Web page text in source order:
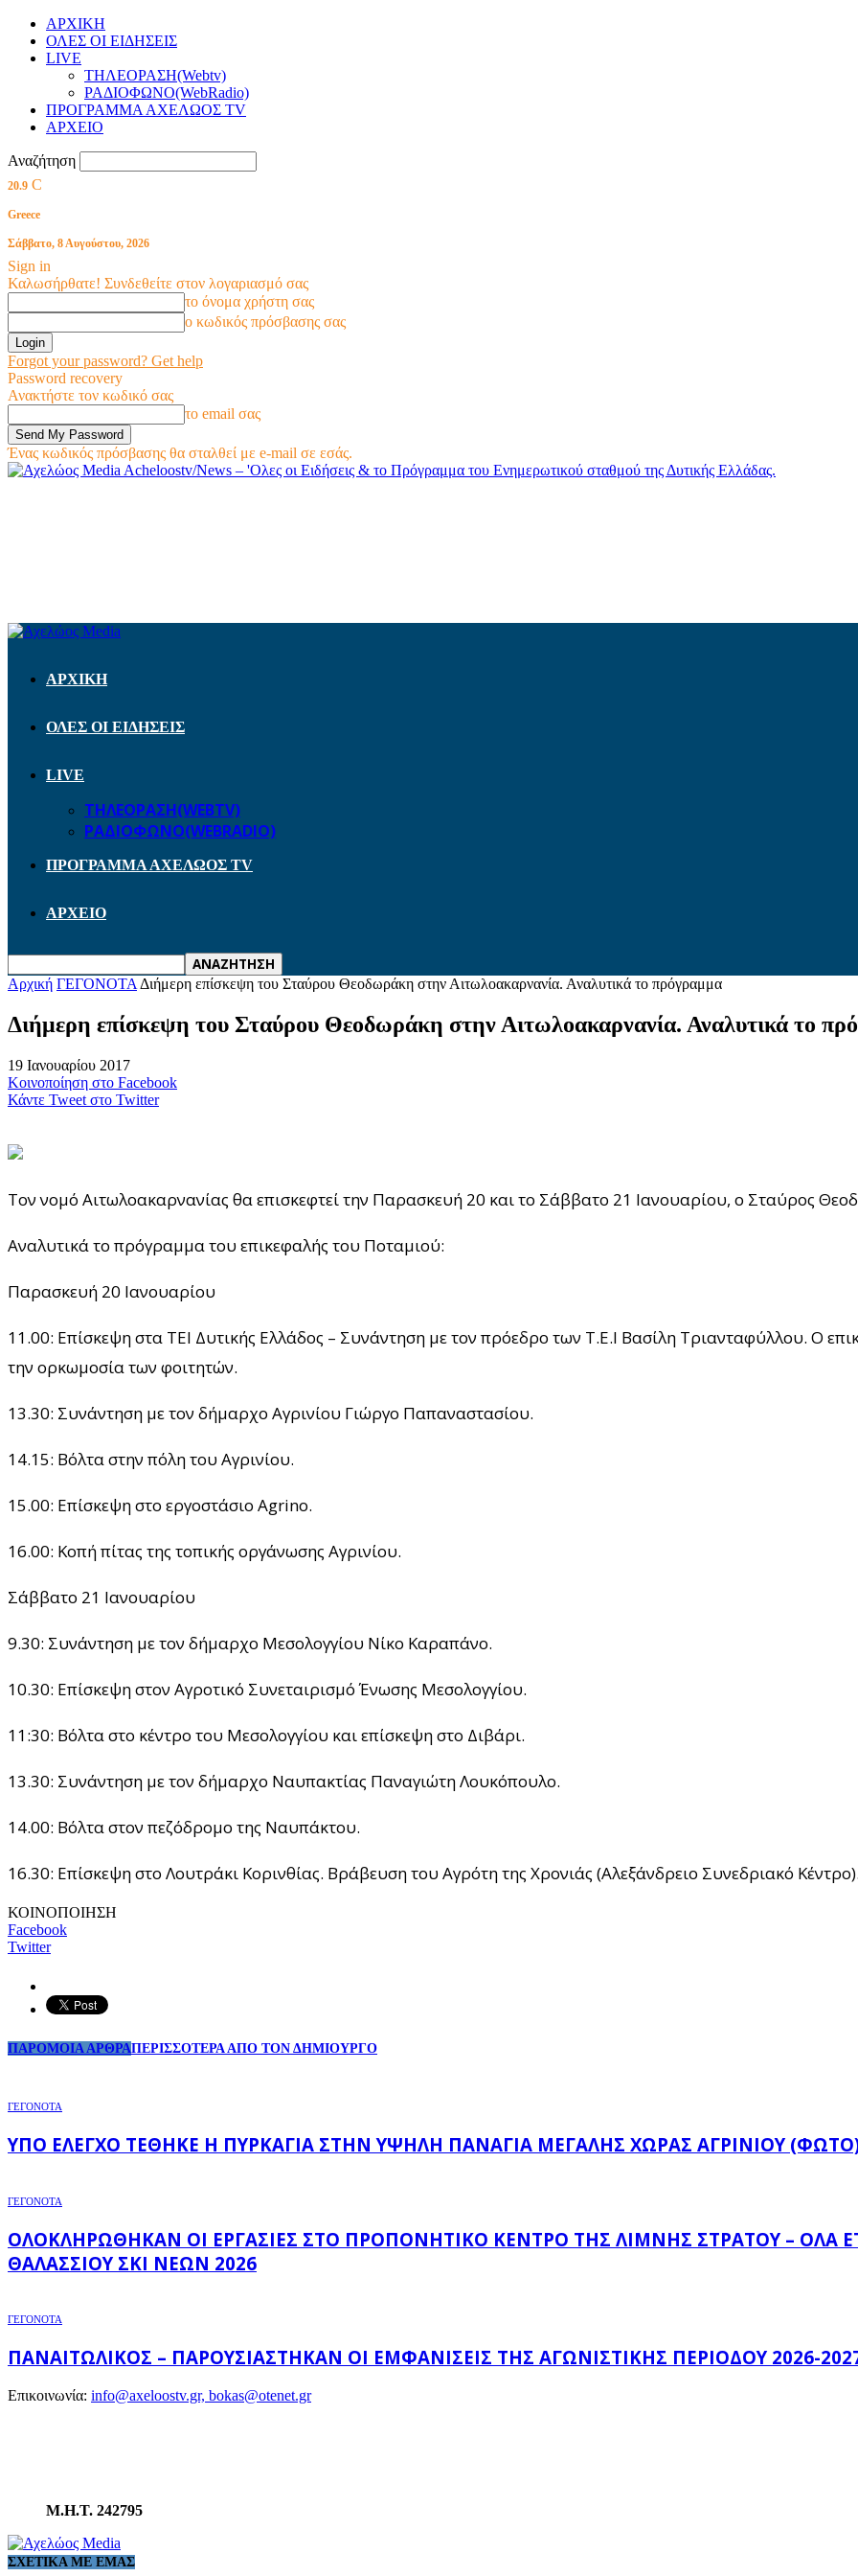
ΑΡΧΙΚΗ
ΟΛΕΣ ΟΙ ΕΙΔΗΣΕΙΣ
LIVE
ΤΗΛΕΟΡΑΣΗ(Webtv)
ΡΑΔΙΟΦΩΝΟ(WebRadio)
ΠΡΟΓΡΑΜΜΑ ΑΧΕΛΩΟΣ TV
ΑΡΧΕΙΟ
Αναζήτηση
20.9 C
Greece
Σάββατο, 8 Αυγούστου, 2026
Sign in
Καλωσήρθατε! Συνδεθείτε στον λογαριασμό σας
το όνομα χρήστη σας
ο κωδικός πρόσβασης σας
Forgot your password? Get help
Password recovery
Ανακτήστε τον κωδικό σας
το email σας
Ένας κωδικός πρόσβασης θα σταλθεί με e-mail σε εσάς.
Acheloostv/News – 'Ολες οι Ειδήσεις & το Πρόγραμμα του Ενημερωτικού σταθμού της Δυτικής Ελλάδας.
ΑΡΧΙΚΗ
ΟΛΕΣ ΟΙ ΕΙΔΗΣΕΙΣ
LIVE
ΤΗΛΕΟΡΑΣΗ(WEBTV)
ΡΑΔΙΟΦΩΝΟ(WEBRADIO)
ΠΡΟΓΡΑΜΜΑ ΑΧΕΛΩΟΣ TV
ΑΡΧΕΙΟ
Αρχική ΓΕΓΟΝΟΤΑ Διήμερη επίσκεψη του Σταύρου Θεοδωράκη στην Αιτωλοακαρνανία. Αναλυτικά το πρόγραμμα
Διήμερη επίσκεψη του Σταύρου Θεοδωράκη στην Αιτωλοακαρνανία. Αναλυτικά το
19 Ιανουαρίου 2017
Κοινοποίηση στο Facebook
Κάντε Tweet στο Twitter
Τον νομό Αιτωλοακαρνανίας θα επισκεφτεί την Παρασκευή 20 και το Σάββατο 21 Ιανουαρίου, ο Σταύρος
Αναλυτικά το πρόγραμμα του επικεφαλής του Ποταμιού:
Παρασκευή 20 Ιανουαρίου
11.00: Επίσκεψη στα ΤΕΙ Δυτικής Ελλάδος – Συνάντηση με τον πρόεδρο των Τ.Ε.Ι Βασίλη Τριανταφύλλου. Ο
την ορκωμοσία των φοιτητών.
13.30: Συνάντηση με τον δήμαρχο Αγρινίου Γιώργο Παπαναστασίου.
14.15: Βόλτα στην πόλη του Αγρινίου.
15.00: Επίσκεψη στο εργοστάσιο Agrino.
16.00: Κοπή πίτας της τοπικής οργάνωσης Αγρινίου.
Σάββατο 21 Ιανουαρίου
9.30: Συνάντηση με τον δήμαρχο Μεσολογγίου Νίκο Καραπάνο.
10.30: Επίσκεψη στον Αγροτικό Συνεταιρισμό Ένωσης Μεσολογγίου.
11:30: Βόλτα στο κέντρο του Μεσολογγίου και επίσκεψη στο Διβάρι.
13.30: Συνάντηση με τον δήμαρχο Ναυπακτίας Παναγιώτη Λουκόπουλο.
14.00: Βόλτα στον πεζόδρομο της Ναυπάκτου.
16.30: Επίσκεψη στο Λουτράκι Κορινθίας. Βράβευση του Αγρότη της Χρονιάς (Αλεξάνδρειο Συνεδριακό Κέντρο).
ΚΟΙΝΟΠΟΙΗΣΗ
Facebook
Twitter
ΠΑΡΟΜΟΙΑ ΑΡΘΡΑΠΕΡΙΣΣΟΤΕΡΑ ΑΠΟ ΤΟΝ ΔΗΜΙΟΥΡΓΟ
ΓΕΓΟΝΟΤΑ
ΥΠΌ ΈΛΕΓΧΟ ΤΈΘΗΚΕ Η ΠΥΡΚΑΓΙΆ ΣΤΗΝ ΥΨΗΛΉ ΠΑΝΑΓΙΆ ΜΕΓΆΛΗΣ ΧΏΡΑΣ ΑΓΡΙΝΊΟΥ
ΓΕΓΟΝΟΤΑ
ΟΛΟΚΛΗΡΏΘΗΚΑΝ ΟΙ ΕΡΓΑΣΊΕΣ ΣΤΟ ΠΡΟΠΟΝΗΤΙΚΌ ΚΈΝΤΡΟ ΤΗΣ ΛΊΜΝΗΣ ΣΤΡΆΤΟΥ – ΌΛΑ
ΘΑΛΆΣΣΙΟΥ ΣΚΙ ΝΈΩΝ 2026
ΓΕΓΟΝΟΤΑ
ΠΑΝΑΙΤΩΛΙΚΌΣ – ΠΑΡΟΥΣΙΆΣΤΗΚΑΝ ΟΙ ΕΜΦΑΝΊΣΕΙΣ ΤΗΣ ΑΓΩΝΙΣΤΙΚΉΣ ΠΕΡΙΌΔΟΥ 2026-
Επικοινωνία: info@axeloostv.gr, bokas@otenet.gr
Μ.Η.Τ. 242795
ΣΧΕΤΙΚΆ ΜΕ ΕΜΆΣ